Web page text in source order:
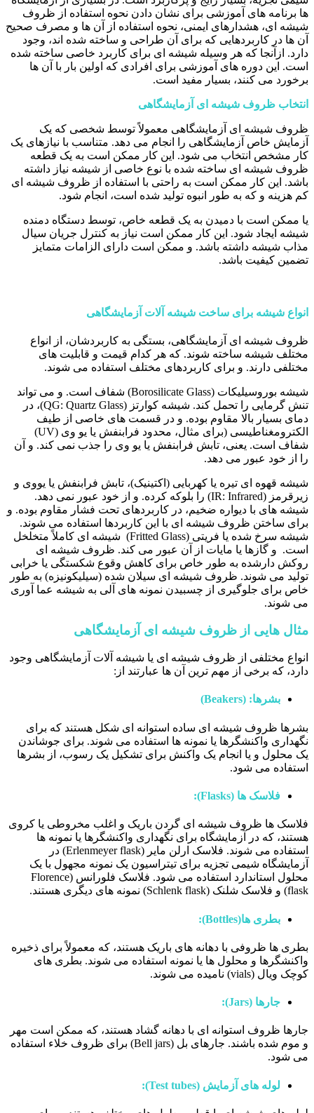
ها برنامه های آموزشی برای نشان دادن نحوه استفاده از ظروف
شیشه ای، هشدارهای ایمنی، نحوه استفاده از آن ها و مصرف صحیح
آن ها در کاربردهایی که برای آن طراحی و ساخته شده اند، وجود
دارد. ازآنجا که هر وسیله شیشه ای برای کاربرد خاصی ساخته شده
است. این دوره های آموزشی برای افرادی که اولین بار با آن ها
برخورد می کنند، بسیار مفید است.
انتخاب ظروف شیشه ای آزمایشگاهی
ظروف شیشه ای آزمایشگاهی معمولاً توسط شخصی که یک
آزمایش خاص آزمایشگاهی را انجام می دهد. متناسب با نیازهای یک
کار مشخص انتخاب می شود. این کار ممکن است به یک قطعه
ظروف شیشه ای ساخته شده با نوع خاصی از شیشه نیاز داشته
باشد. این کار ممکن است به راحتی با استفاده از ظروف شیشه ای
کم هزینه و که به طور انبوه تولید شده است، انجام شود.
یا ممکن است با دمیدن به یک قطعه خاص، توسط دستگاه دمنده
شیشه ایجاد شود. این کار ممکن است نیاز به کنترل جریان سیال
مذاب شیشه داشته باشد. و ممکن است دارای الزامات متمایز
تضمین کیفیت باشد.
انواع شیشه برای ساخت شیشه آلات آزمایشگاهی
ظروف شیشه ای آزمایشگاهی، بستگی به کاربردشان، از انواع
مختلف شیشه ساخته شوند. که هر کدام قیمت و قابلیت های
مختلفی دارند. و برای کاربردهای مختلف استفاده می شوند.
شیشه بوروسیلیکات (Borosilicate Glass) شفاف است. و می تواند
تنش گرمایی را تحمل کند. شیشه کوارتز (QG: Quartz Glass)، در
دمای بسیار بالا مقاوم بوده. و در قسمت های خاصی از طیف
الکترومغناطیسی (برای مثال، محدود فرابنفش یا یو وی (UV)
شفاف است. یعنی، تابش فرابنفش یا یو وی را جذب نمی کند. و آن
را از خود عبور می دهد.
شیشه قهوه ای تیره یا کهربایی (اکتینیک)، تابش فرابنفش یا یووی و
زیرقرمز (IR: Infrared) را بلوکه کرده. و از خود عبور نمی دهد.
شیشه های با دیواره ضخیم، در کاربردهای تحت فشار مقاوم بوده. و
برای ساختن ظروف شیشه ای با این کاربردها استفاده می شوند.
شیشه سرخ شده یا فریتی (Fritted Glass) شیشه ای کاملاً متخلخل
است. و گازها یا مایات از آن عبور می کند. ظروف شیشه ای
روکش دارشده به طور خاص برای کاهش وقوع شکستگی یا خرابی
تولید می شوند. ظروف شیشه ای سیلان شده (سیلیکونیزه) به طور
خاص برای جلوگیری از چسبیدن نمونه های آلی به شیشه عما آوری
می شوند.
مثال هایی از ظروف شیشه ای آزمایشگاهی
انواع مختلفی از ظروف شیشه ای یا شیشه آلات آزمایشگاهی وجود
دارد، که برخی از مهم ترین آن ها عبارتند از:
بشرها: (Beakers)
بشرها ظروف شیشه ای ساده استوانه ای شکل هستند که برای
نگهداری واکنشگرها یا نمونه ها استفاده می شوند. برای جوشاندن
یک محلول و یا انجام یک واکنش برای تشکیل یک رسوب، از بشرها
استفاده می شود.
فلاسک ها (Flasks):
فلاسک ها ظروف شیشه ای گردن باریک و اغلب مخروطی یا کروی
هستند، که در آزمایشگاه برای نگهداری واکنشگرها یا نمونه ها
استفاده می شوند. فلاسک ارلن مایر (Erlenmeyer flask) در
آزمایشگاه شیمی تجزیه برای تیتراسیون یک نمونه مجهول با یک
محلول استاندارد استفاده می شود. فلاسک فلورانس (Florence
flask) و فلاسک شلنک (Schlenk flask) نمونه های دیگری هستند.
بطری ها(Bottles):
بطری ها ظروفی با دهانه های باریک هستند، که معمولاً برای ذخیره
واکنشگرها و محلول ها یا نمونه استفاده می شوند. بطری های
کوچک ویال (vials) نامیده می شوند.
جارها (Jars):
جارها ظروف استوانه ای با دهانه گشاد هستند، که ممکن است مهر
و موم شده باشند. جارهای بل (Bell jars) برای ظروف خلاء استفاده
می شود.
لوله های آزمایش (Test tubes):